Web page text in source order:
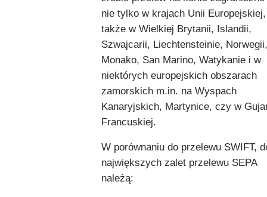
nie tylko w krajach Unii
także w Wielkiej Brytanii, Islandii,
Szwajcarii, Liechtensteinie, Norwegii,
Monako, San Marino, Watykanie i w
niektórych europejskich obszarach
zamorskich m.in. na Wyspach
Kanaryjskich, Martynice, czy w
Francuskiej.
W porównaniu do przelewu SWIFT,
największych zalet przelewu SEPA
należą: